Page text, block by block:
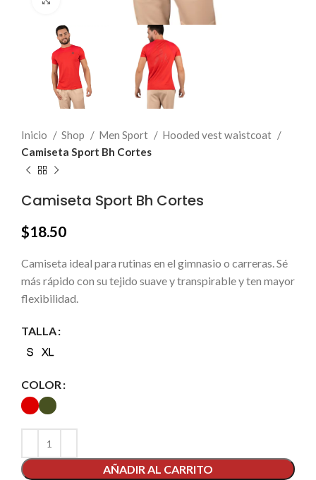
Inicio Shop Men Sport
Hooded vest waistcoat
Camiseta Sport Bh Cortes
Camiseta Sport Bh Cortes
$18.50
Camiseta ideal para rutinas en el gimnasio o carreras. Sé
más rápido con su tejido suave y transpirable y ten mayor
flexibilidad.
TALLA
COLOR
AÑADIR AL CARRITO